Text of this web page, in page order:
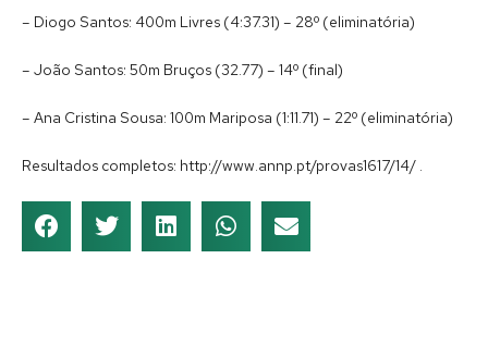
– Diogo Santos: 400m Livres (4:37.31) – 28º (eliminatória)
– João Santos: 50m Bruços (32.77) – 14º (final)
– Ana Cristina Sousa: 100m Mariposa (1:11.71) – 22º (eliminatória)
Resultados completos: http://www.annp.pt/provas1617/14/ .